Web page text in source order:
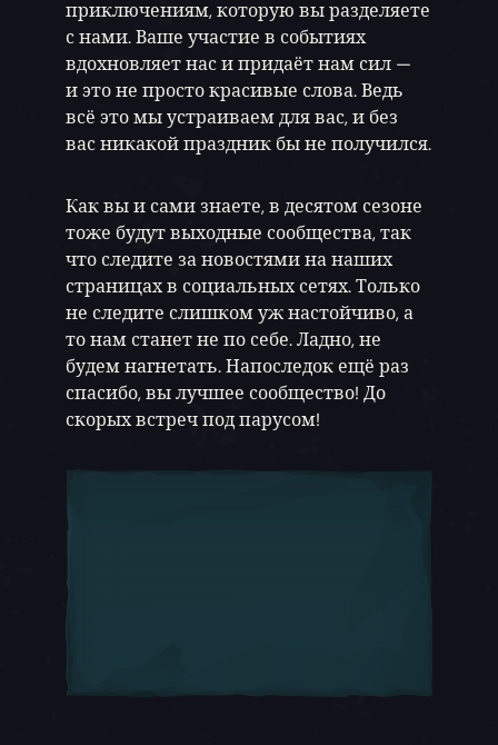
приключениям, которую вы разделяете
с нами. Ваше участие в событиях
вдохновляет нас и придаёт нам сил —
и это не просто красивые слова. Ведь
всё это мы устраиваем для вас, и без
вас никакой праздник бы не получился.
Как вы и сами знаете, в десятом сезоне
тоже будут выходные сообщества, так
что следите за новостями на наших
страницах в социальных сетях. Только
не следите слишком уж настойчиво, а
то нам станет не по себе. Ладно, не
будем нагнетать. Напоследок ещё раз
спасибо, вы лучшее сообщество! До
скорых встреч под парусом!